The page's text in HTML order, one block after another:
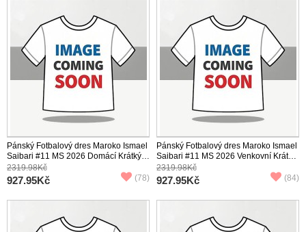
Pánský Fotbalový dres Maroko Ismael
Saibari #11 MS 2026 Domácí Krátký
Rukáv
2319.98Kč
927.95Kč (78)
Pánský Fotbalový dres Maroko Ismael
Saibari #11 MS 2026 Venkovní Krátký
Rukáv
2319.98Kč
927.95Kč (84)